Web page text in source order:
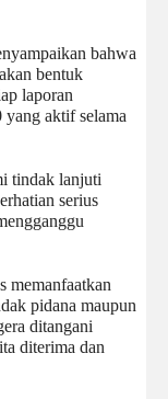
bahwa
bentuk
laporan
yang aktif selama
tindak lanjuti
serius
memanfaatkan
pidana maupun
ditangani
diterima dan